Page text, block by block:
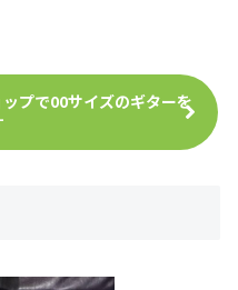
プで00サイズのギターを